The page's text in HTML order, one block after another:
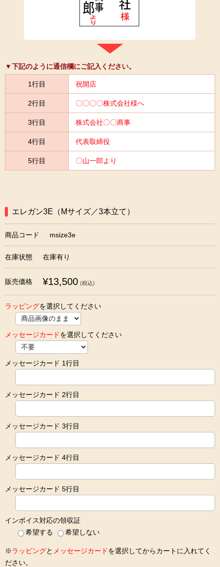
▼下記のように通信欄にご記入ください。
1行目 祝開店
2行目 〇〇〇〇株式会社様へ
3行目 株式会社〇〇商事
4行目 代表取締役
5行目 〇山一郎より
エレガン3E（Mサイズ／3本立て）
商品コード msize3e
在庫状態 在庫有り
販売価格 ¥13,500 (税込)
ラッピングを選択してください
メッセージカードを選択してください
メッセージカード 1行目
メッセージカード 2行目
メッセージカード 3行目
メッセージカード 4行目
メッセージカード 5行目
インボイス対応の領収証
希望する
希望しない
※ラッピングと メッセージカードを選択してからカートに入れてく
ださい。